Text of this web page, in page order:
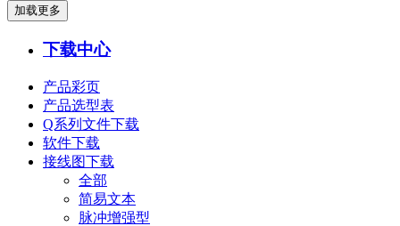
加载更多
下载中心
产品彩页
产品选型表
Q系列文件下载
软件下载
接线图下载
全部
简易文本
脉冲增强型